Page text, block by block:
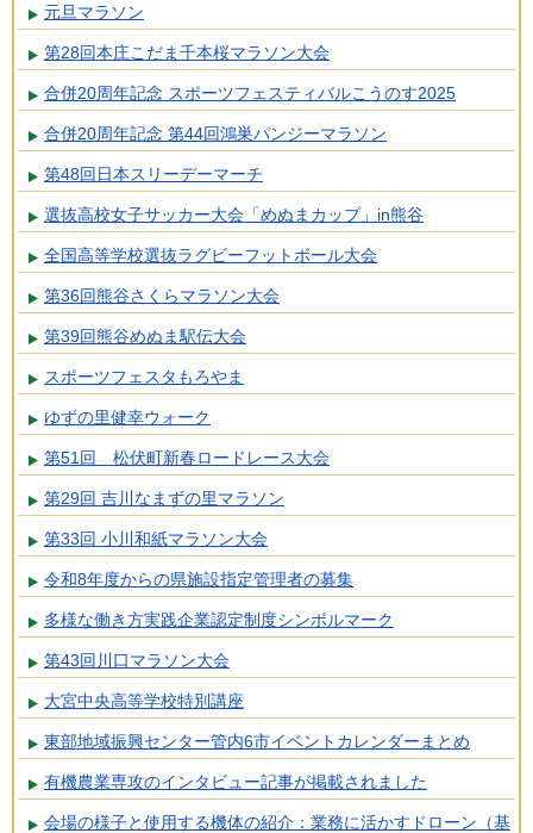
元旦マラソン
第28回本庄こだま千本桜マラソン大会
合併20周年記念 スポーツフェスティバルこうのす2025
合併20周年記念 第44回鴻巣パンジーマラソン
第48回日本スリーデーマーチ
選抜高校女子サッカー大会「めぬまカップ」in熊谷
全国高等学校選抜ラグビーフットボール大会
第36回熊谷さくらマラソン大会
第39回熊谷めぬま駅伝大会
スポーツフェスタもろやま
ゆずの里健幸ウォーク
第51回 松伏町新春ロードレース大会
第29回 吉川なまずの里マラソン
第33回 小川和紙マラソン大会
令和8年度からの県施設指定管理者の募集
多様な働き方実践企業認定制度シンボルマーク
第43回川口マラソン大会
大宮中央高等学校特別講座
東部地域振興センター管内6市イベントカレンダーまとめ
有機農業専攻のインタビュー記事が掲載されました
会場の様子と使用する機体の紹介：業務に活かすドローン（基